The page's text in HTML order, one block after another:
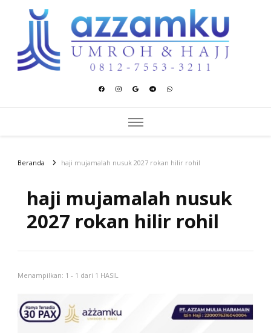
Azzamku Umroh dan Hajj
Beranda haji mujamalah nusuk 2027 rokan hilir rohil
haji mujamalah nusuk
2027 rokan hilir rohil
Menampilkan: 1 - 1 dari 1 HASIL